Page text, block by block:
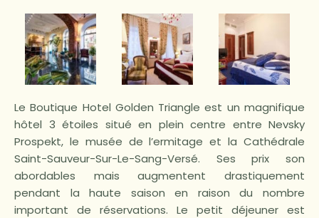
Le Boutique Hotel Golden Triangle est un magnifique
hôtel 3 étoiles situé en plein centre entre Nevsky
Prospekt, le musée de l’ermitage et la Cathédrale
Saint-Sauveur-Sur-Le-Sang-Versé. Ses prix son
abordables mais augmentent drastiquement
pendant la haute saison en raison du nombre
important de réservations. Le petit déjeuner est